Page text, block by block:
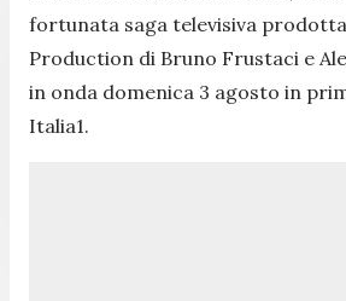
fortunata saga televisiva prodotta
Production di Bruno Frustaci e
in onda domenica 3 agosto in
Italia1.